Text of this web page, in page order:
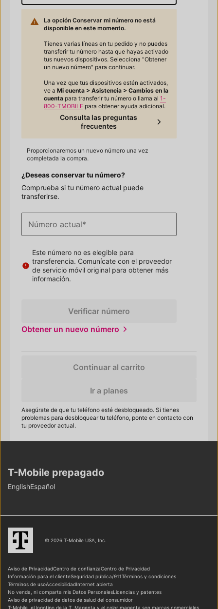
La opción Conservar mi número no está
disponible en este momento.
Tienes varias líneas en tu pedido y no puedes
transferir tu número hasta que hayas activado
tus nuevos dispositivos. Selecciona "Obtener
un nuevo número" para continuar.
Una vez que tus dispositivos estén activados,
ve a Mi cuenta > Asistencia > Cambios en la
cuenta para transferir tu número o llama al 1-
800-TMOBILE para obtener ayuda adicional.
Consulta las preguntas
frecuentes
Proporcionaremos un nuevo número una vez
completada la compra.
¿Deseas conservar tu número?
Comprueba si tu número actual puede
transferirse.
Número actual*
Este número no es elegible para
transferencia. Comunícate con el proveedor
de servicio móvil original para obtener más
información.
Verificar número
Obtener un nuevo número
Continuar al carrito
Ir a planes
Asegúrate de que tu teléfono esté desbloqueado. Si tienes
problemas para desbloquear tu teléfono, ponte en contacto con
tu proveedor actual.
T-Mobile prepagado
Elegir idioma
EnglishEspañol
Aviso de PrivacidadCentro de confianzaCentro de Privacidad
Información para el clienteSeguridad pública/911Términos y condiciones
Términos de usoAccesibilidadInternet abierta
No venda, ni comparta mis Datos PersonalesLicencias y patentes
Aviso de privacidad de datos de salud del consumidor
T-Mobile , el logotipo de la T, Magenta y el color magenta son marcas comerciales
© 2026 T‑Mobile USA, Inc.